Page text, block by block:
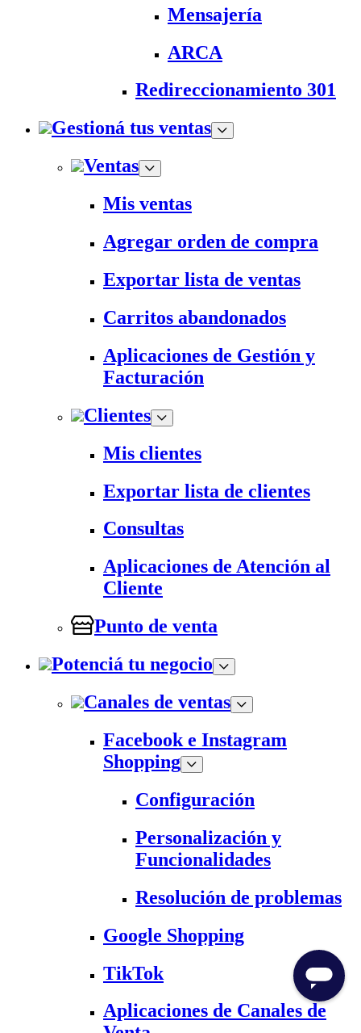
Mensajería
ARCA
Redireccionamiento 301
Gestioná tus ventas
Ventas
Mis ventas
Agregar orden de compra
Exportar lista de ventas
Carritos abandonados
Aplicaciones de Gestión y
Facturación
Clientes
Mis clientes
Exportar lista de clientes
Consultas
Aplicaciones de Atención al
Cliente
Punto de venta
Potenciá tu negocio
Canales de ventas
Facebook e Instagram
Shopping
Configuración
Personalización y
Funcionalidades
Resolución de problemas
Google Shopping
TikTok
Aplicaciones de Canales de